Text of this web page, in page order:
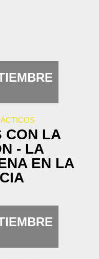
CON LA
- LA
EN LA